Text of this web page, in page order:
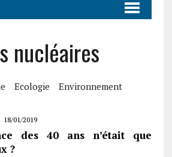
nucléaires
Ecologie
Environnement
18/01/2019
des 40 ans n’était que
?